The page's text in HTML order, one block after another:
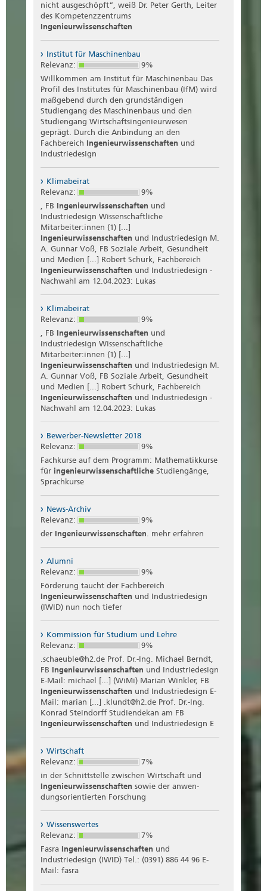
nicht ausgeschöpft“, weiß Dr. Peter Gerth, Leiter
des Kompetenzzentrums
Ingenieurwissenschaften
Institut für Maschinenbau
Relevanz:
9%
Willkommen am Institut für Maschinenbau Das
Profil des Institutes für Maschinenbau (IfM) wird
maßgebend durch den grundständigen
Studiengang des Maschinenbaus und den
Studiengang Wirtschaftsingenieurwesen
geprägt. Durch die Anbindung an den
Fachbereich Ingenieurwissenschaften und
Industriedesign
Klimabeirat
Relevanz:
9%
, FB Ingenieurwissenschaften und
Industriedesign Wissenschaftliche
Mitarbeiter:innen (1) [...]
Ingenieurwissenschaften und Industriedesign M.
A. Gunnar Voß, FB Soziale Arbeit, Gesundheit
und Medien [...] Robert Schurk, Fachbereich
Ingenieurwissenschaften und Industriedesign -
Nachwahl am 12.04.2023: Lukas
Klimabeirat
Relevanz:
9%
, FB Ingenieurwissenschaften und
Industriedesign Wissenschaftliche
Mitarbeiter:innen (1) [...]
Ingenieurwissenschaften und Industriedesign M.
A. Gunnar Voß, FB Soziale Arbeit, Gesundheit
und Medien [...] Robert Schurk, Fachbereich
Ingenieurwissenschaften und Industriedesign -
Nachwahl am 12.04.2023: Lukas
Bewerber-Newsletter 2018
Relevanz:
9%
Fachkurse auf dem Programm: Mathematikkurse
für ingenieurwissenschaftliche Studiengänge,
Sprachkurse
News-Archiv
Relevanz:
9%
der Ingenieurwissenschaften. mehr erfahren
Alumni
Relevanz:
9%
Förderung taucht der Fachbereich
Ingenieurwissenschaften und Industriedesign
(IWID) nun noch tiefer
Kommission für Studium und Lehre
Relevanz:
9%
.schaeuble@h2.de Prof. Dr.-Ing. Michael Berndt,
FB Ingenieurwissenschaften und Industriedesign
E-Mail: michael [...] (WiMi) Marian Winkler, FB
Ingenieurwissenschaften und Industriedesign E-
Mail: marian [...] .klundt@h2.de Prof. Dr.-Ing.
Konrad Steindorff Studiendekan am FB
Ingenieurwissenschaften und Industriedesign E
Wirtschaft
Relevanz:
7%
in der Schnittstelle zwischen Wirtschaft und
Ingenieurwissenschaften sowie der anwen-
dungsorientierten Forschung
Wissenswertes
Relevanz:
7%
Fasra Ingenieurwissenschaften und
Industriedesign (IWID) Tel.: (0391) 886 44 96 E-
Mail: fasra